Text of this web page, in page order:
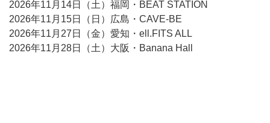
2026年11月14日（土）福岡・BEAT STATION
2026年11月15日（日）広島・CAVE-BE
2026年11月27日（金）愛知・ell.FITS ALL
2026年11月28日（土）大阪・Banana Hall